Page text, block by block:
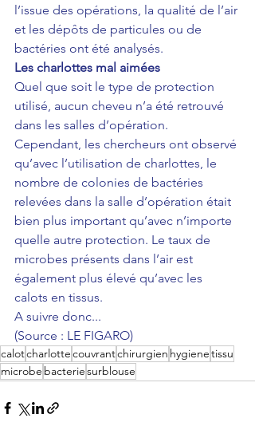
l’issue des opérations, la qualité de l’air
et les dépôts de particules ou de
bactéries ont été analysés.
Les charlottes mal aimées
Quel que soit le type de protection
utilisé, aucun cheveu n’a été retrouvé
dans les salles d’opération.
Cependant, les chercheurs ont observé
qu’avec l’utilisation de charlottes, le
nombre de colonies de bactéries
relevées dans la salle d’opération était
bien plus important qu’avec n’importe
quelle autre protection. Le taux de
microbes présents dans l’air est
également plus élevé qu’avec les
calots en tissus.
A suivre donc...
(Source : LE FIGARO)
calotcharlottecouvrantchirurgien hygienetissu
microbe bacteriesurblouse